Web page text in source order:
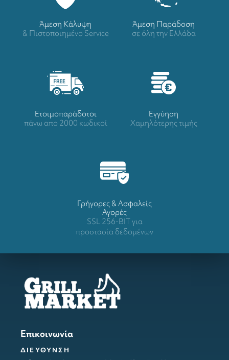
Άμεση Κάλυψη
& Πιστοποιημένο Service
Άμεση Παράδοση
σε όλη την Ελλάδα
Ετοιμοπαράδοτοι
πάνω απο 2000 κωδικοί
Eγγύηση
Χαμηλότερης τιμής
Γρήγορες & Ασφαλείς
Αγορές
SSL 256-BIT για
προστασία δεδομένων
Επικοινωνία
ΔΙΕΥΘΥΝΣΗ